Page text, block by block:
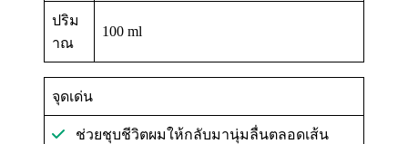
ปริม
าณ
100 ml
จุดเด่น
ช่วยชุบชีวิตผมให้กลับมานุ่มลื่นตลอดเส้น